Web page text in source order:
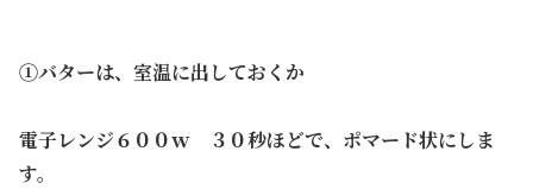
①バターは、室温に出しておくか
電子レンジ６００ｗ ３０秒ほどで、ポマード状にしま
す。